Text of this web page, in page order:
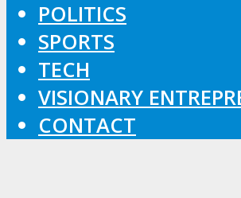
POLITICS
SPORTS
TECH
VISIONARY
CONTACT